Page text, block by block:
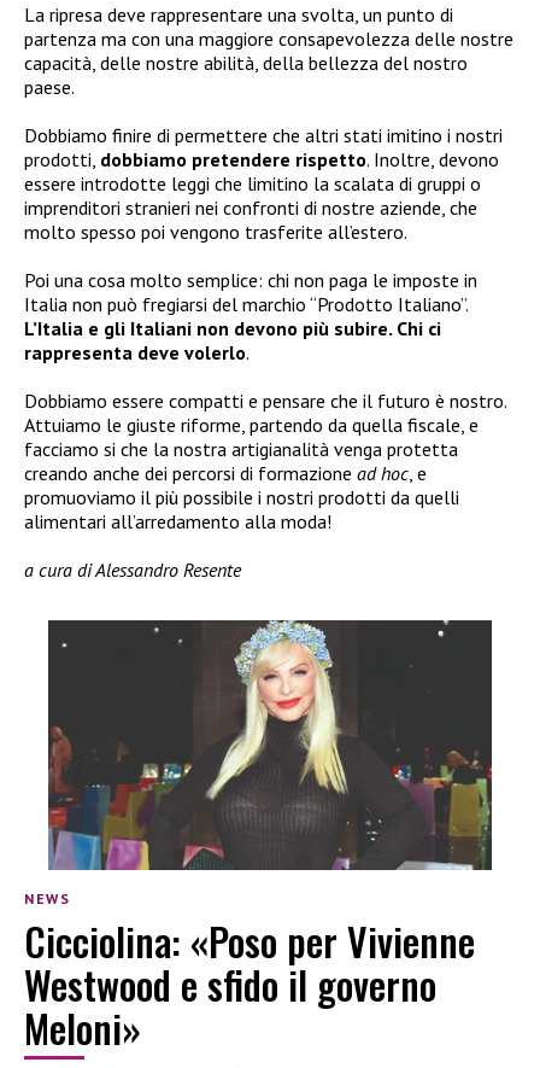
La ripresa deve rappresentare una svolta, un punto di
partenza ma con una maggiore consapevolezza delle nostre
capacità, delle nostre abilità, della bellezza del nostro
paese.
Dobbiamo finire di permettere che altri stati imitino i nostri
prodotti, dobbiamo pretendere rispetto. Inoltre, devono
essere introdotte leggi che limitino la scalata di gruppi o
imprenditori stranieri nei confronti di nostre aziende, che
molto spesso poi vengono trasferite all’estero.
Poi una cosa molto semplice: chi non paga le imposte in
Italia non può fregiarsi del marchio “Prodotto Italiano”.
L’Italia e gli Italiani non devono più subire. Chi ci
rappresenta deve volerlo.
Dobbiamo essere compatti e pensare che il futuro è nostro.
Attuiamo le giuste riforme, partendo da quella fiscale, e
facciamo si che la nostra artigianalità venga protetta
creando anche dei percorsi di formazione ad hoc, e
promuoviamo il più possibile i nostri prodotti da quelli
alimentari all’arredamento alla moda!
a cura di Alessandro Resente
NEWS
Cicciolina: «Poso per Vivienne
Westwood e sfido il governo
Meloni»